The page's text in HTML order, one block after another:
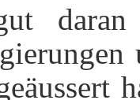
daran